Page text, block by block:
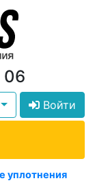
06
Войти
уплотнения